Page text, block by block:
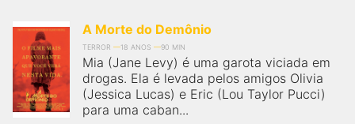
A Morte do Demônio
TERROR 18 ANOS 90 MIN
Mia (Jane Levy) é uma garota viciada em
drogas. Ela é levada pelos amigos Olivia
(Jessica Lucas) e Eric (Lou Taylor Pucci)
para uma caban...
FilmesNoCinema.com.bré o maior localizador de filmes e
sessões de cinema no Brasil. Através dele, você pode
encontrar os filmes no cinema mais próximos a você ou a
qualquer cidade em território brasileiro. Você pode também
acessar informações sobre cinemas, horários, assistir aos
trailers e muito mais.